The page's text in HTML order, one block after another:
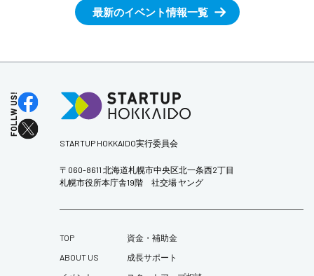
最新のイベント情報一覧
STARTUP HOKKAIDO実行委員会
〒060-8611 北海道札幌市中央区北一条西2丁目
札幌市役所本庁舎19階 社交場 ヤング
TOP
ABOUT US
資金・補助金
成長サポート